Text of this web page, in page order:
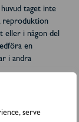
serve
taget inte
reproduktion
eller i någon del
en
i andra
i